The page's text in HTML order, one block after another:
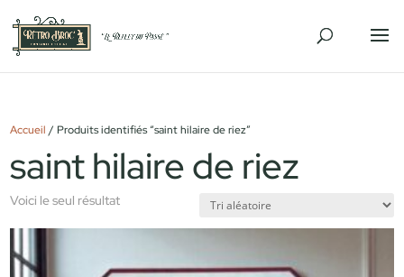
Accueil / Produits identifiés “saint hilaire de riez”
saint hilaire de riez
Voici le seul résultat